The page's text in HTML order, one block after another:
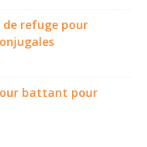
de refuge pour
battant pour